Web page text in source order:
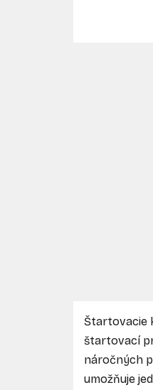
Štartovacie
štartovací
náročných
umožňuje